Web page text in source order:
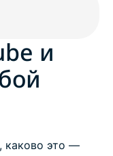
и
каково это —